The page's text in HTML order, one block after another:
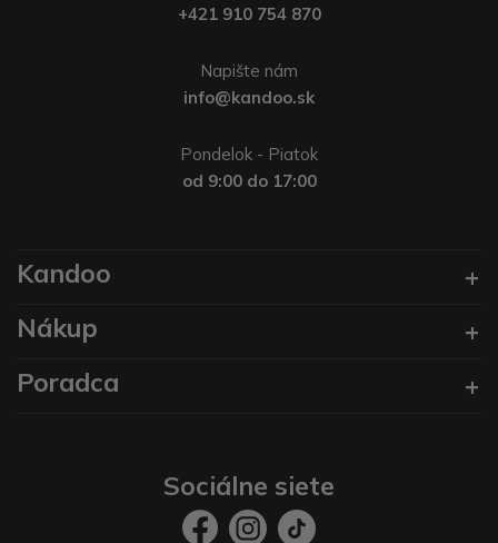
+421 910 754 870
Napište nám
info@kandoo.sk
Pondelok - Piatok
od 9:00 do 17:00
Kandoo
Nákup
Poradca
Sociálne siete